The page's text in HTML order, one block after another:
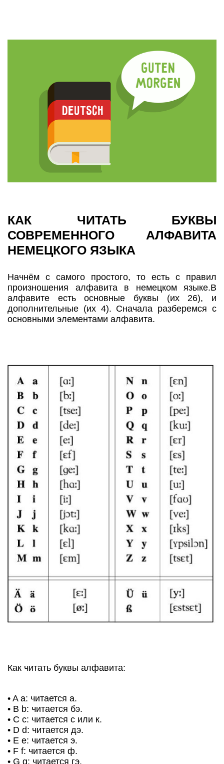
КАК ЧИТАТЬ БУКВЫ
СОВРЕМЕННОГО АЛФАВИТА
НЕМЕЦКОГО ЯЗЫКА
Начнём с самого простого, то есть с правил
произношения алфавита в немецком языке.В
алфавите есть основные буквы (их 26), и
дополнительные (их 4). Сначала разберемся с
основными элементами алфавита.
Как читать буквы алфавита:
• A a: читается а.
• B b: читается бэ.
• C c: читается с или к.
• D d: читается дэ.
• E e: читается э.
• F f: читается ф.
• G g: читается гэ.